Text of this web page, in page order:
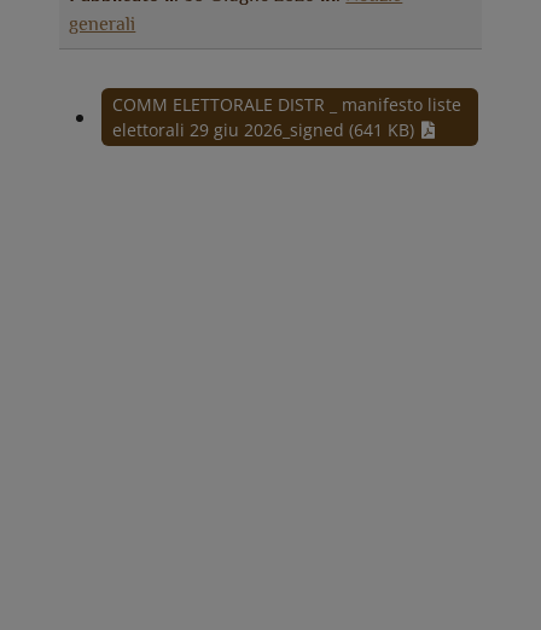
generali
COMM ELETTORALE DISTR _ manifesto liste
elettorali 29 giu 2026_signed (641 KB)